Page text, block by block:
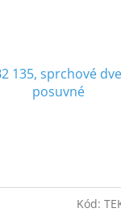
135, sprchové
posuvné
Kód: